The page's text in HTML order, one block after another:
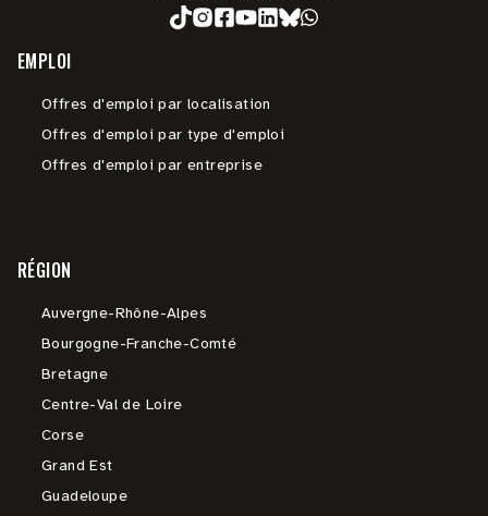
EMPLOI
Offres d'emploi par localisation
Offres d'emploi par type d'emploi
Offres d'emploi par entreprise
RÉGION
Auvergne-Rhône-Alpes
Bourgogne-Franche-Comté
Bretagne
Centre-Val de Loire
Corse
Grand Est
Guadeloupe